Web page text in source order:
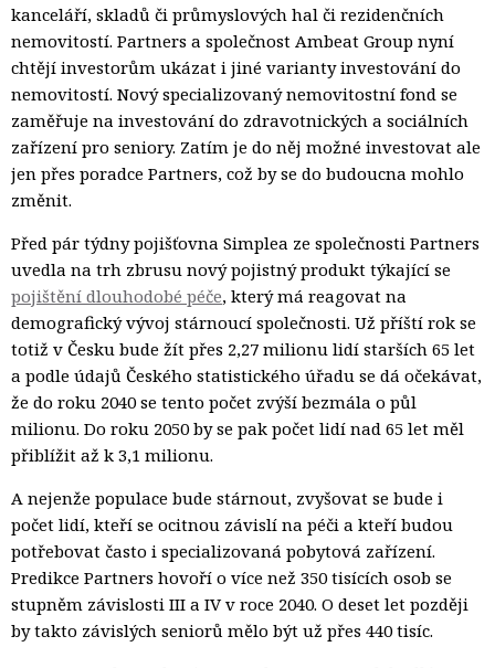
kanceláří, skladů či průmyslových hal či rezidenčních
nemovitostí. Partners a společnost Ambeat Group nyní
chtějí investorům ukázat i jiné varianty investování do
nemovitostí. Nový specializovaný nemovitostní fond se
zaměřuje na investování do zdravotnických a sociálních
zařízení pro seniory. Zatím je do něj možné investovat ale
jen přes poradce Partners, což by se do budoucna mohlo
změnit.
Před pár týdny pojišťovna Simplea ze společnosti Partners
uvedla na trh zbrusu nový pojistný produkt týkající se
pojištění dlouhodobé péče, který má reagovat na
demografický vývoj stárnoucí společnosti. Už příští rok se
totiž v Česku bude žít přes 2,27 milionu lidí starších 65 let
a podle údajů Českého statistického úřadu se dá očekávat,
že do roku 2040 se tento počet zvýší bezmála o půl
milionu. Do roku 2050 by se pak počet lidí nad 65 let měl
přiblížit až k 3,1 milionu.
A nejenže populace bude stárnout, zvyšovat se bude i
počet lidí, kteří se ocitnou závislí na péči a kteří budou
potřebovat často i specializovaná pobytová zařízení.
Predikce Partners hovoří o více než 350 tisících osob se
stupněm závislosti III a IV v roce 2040. O deset let později
by takto závislých seniorů mělo být už přes 440 tisíc.